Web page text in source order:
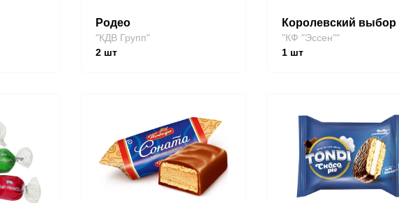
Родео
"КДВ Групп"
2шт
Королевский выбор
"КФ "Эссен""
1 шт